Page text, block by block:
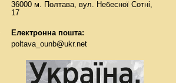
36000 м. Полтава, вул. Небесної Сотні,
17
Електронна пошта:
poltava_ounb@ukr.net